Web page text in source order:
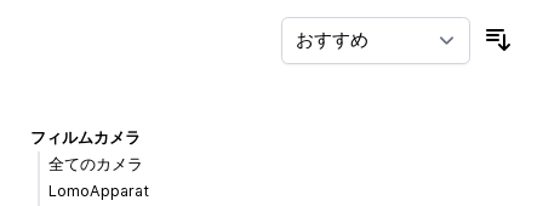
フィルムカメラ
全てのカメラ
LomoApparat